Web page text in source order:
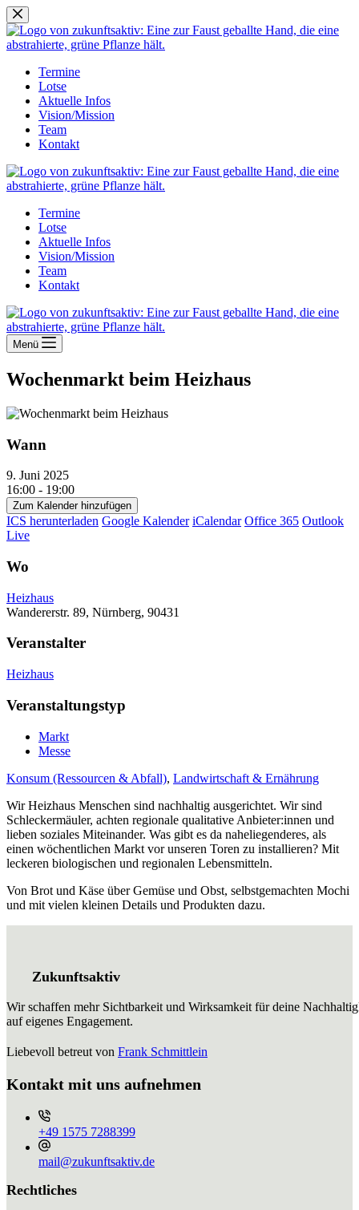
Zum
Inhalt
springen
Termine
Lotse
Aktuelle Infos
Vision/Mission
Team
Kontakt
Termine
Lotse
Aktuelle Infos
Vision/Mission
Team
Kontakt
Menü
Wochenmarkt beim Heizhaus
Wann
9. Juni 2025
16:00 - 19:00
Zum Kalender hinzufügen
ICS herunterladen Google Kalender iCalendar Office 365 Outlook
Live
Wo
Heizhaus
Wandererstr. 89, Nürnberg, 90431
Veranstalter
Heizhaus
Veranstaltungstyp
Markt
Messe
Konsum (Ressourcen & Abfall), Landwirtschaft & Ernährung
Wir Heizhaus Menschen sind nachhaltig ausgerichtet. Wir sind
Schleckermäuler, achten regionale qualitative Anbieter:innen und
lieben soziales Miteinander. Was gibt es da naheliegenderes, als
einen wöchentlichen Markt vor unseren Toren zu installieren? Mit
leckeren biologischen und regionalen Lebensmitteln.
Von Brot und Käse über Gemüse und Obst, selbstgemachten Mochi
und mit vielen kleinen Details und Produkten dazu.
Zukunftsaktiv
Wir schaffen mehr Sichtbarkeit und Wirksamkeit für deine
auf eigenes Engagement.
Liebevoll betreut von Frank Schmittlein
Kontakt mit uns aufnehmen
+49 ⁨1575 7288399⁩
mail@zukunftsaktiv.de
Rechtliches